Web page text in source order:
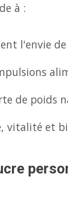
à :
l'envie de
de poids
vitalité et